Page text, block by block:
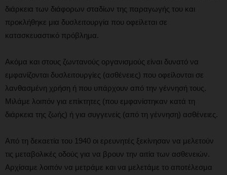
διάρκεια των διάφορων σταδίων της παραγωγής του και
προκλήθηκε μια δυσλειτουργία που οφείλεται σε
κατασκευαστικό πρόβλημα.
Ακόμα και στους ζωντανούς οργανισμούς είναι δυνατό να
εμφανίζονται δυσλειτουργίες (ασθένειες) που οφείλονται σε
λανθασμένη χρήση ή που υπάρχουν από την γέννησή τους.
Μιλάμε λοιπόν για επίκτητες (που εμφανίστηκαν κατά τη
διάρκεια της ζωής) ή για συγγενείς (από τη γέννηση) ασθένειες.
Από τη δεκαετία του 1940 οι ερευνητές ξεκίνησαν να μελετούν
τις μεταβολικές οδούς για να βρουν την αιτία των ασθενειών.
Αρχίσαμε λοιπόν να μετράμε και να μελετάμε το αποτέλεσμα